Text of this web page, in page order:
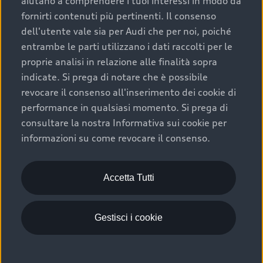
fornirti contenuti più pertinenti. Il consenso
dell'utente vale sia per Audi che per noi, poiché
entrambe le parti utilizzano i dati raccolti per le
proprie analisi in relazione alle finalità sopra
indicate. Si prega di notare che è possibile
revocare il consenso all'inserimento dei cookie di
performance in qualsiasi momento. Si prega di
consultare la nostra Informativa sui cookie per
informazioni su come revocare il consenso.
Accetta Tutti
Gestisci i cookie